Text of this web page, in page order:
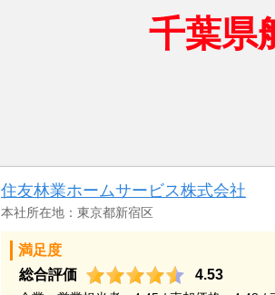
千葉県
住友林業ホームサービス株式会社
本社所在地：東京都新宿区
満足度
総合評価
4.53